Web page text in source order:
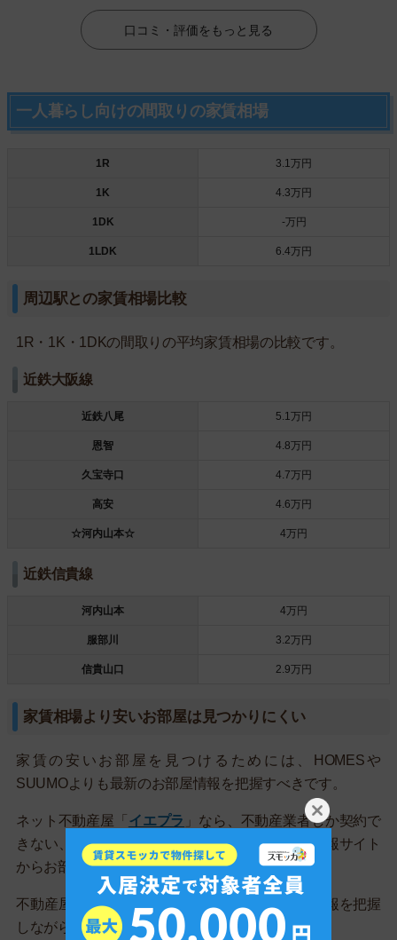
口コミ・評価をもっと見る
一人暮らし向けの間取りの家賃相場
1R 3.1万円
1K 4.3万円
1DK -万円
1LDK 6.4万円
周辺駅との家賃相場比較
1R・1K・1DKの間取りの平均家賃相場の比較です。
近鉄大阪線
近鉄八尾 5.1万円
恩智 4.8万円
久宝寺口 4.7万円
高安 4.6万円
☆河内山本☆ 4万円
近鉄信貴線
河内山本 4万円
服部川 3.2万円
信貴山口 2.9万円
家賃相場より安いお部屋は見つかりにくい
家賃の安いお部屋を見つけるためには、HOMESや
SUUMOよりも最新のお部屋情報を把握すべきです。
ネット不動産屋「 イエプラ 」なら、不動産業者しか契約で
きない、最新情報が載っている業者専用の物件情報サイト
からお部屋を探して見つけてくれます！
不動産屋に行くのがめんどくさい方でも、最新情報を把握
しながら不動産屋に相談できるので一石二鳥です！